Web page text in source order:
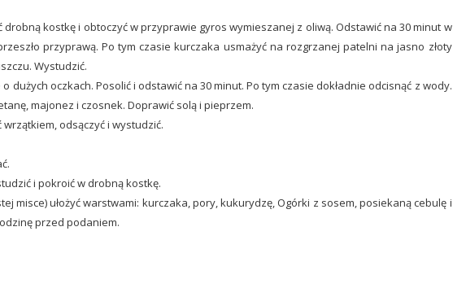
drobną kostkę i obtoczyć w przyprawie gyros wymieszanej z oliwą. Odstawić na 30 minut w
przyprawą. Po tym czasie kurczaka usmażyć na rozgrzanej patelni na jasno złoty
Wystudzić.
dużych oczkach. Posolić i odstawić na 30 minut. Po tym czasie dokładnie odcisnąć z wody.
majonez i czosnek. Doprawić solą i pieprzem.
odsączyć i wystudzić.
i pokroić w drobną kostkę.
misce) ułożyć warstwami: kurczaka, pory, kukurydzę, Ogórki z sosem, posiekaną cebulę i
przed podaniem.